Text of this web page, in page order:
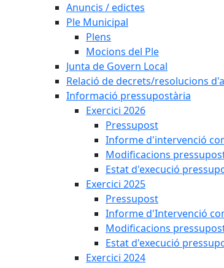
Anuncis / edictes
Ple Municipal
Plens
Mocions del Ple
Junta de Govern Local
Relació de decrets/resolucions
Informació pressupostària
Exercici 2026
Pressupost
Informe d'intervenció
Modificacions
Estat d'execució
Exercici 2025
Pressupost
Informe d'Intervenció
Modificacions
Estat d'execució
Exercici 2024